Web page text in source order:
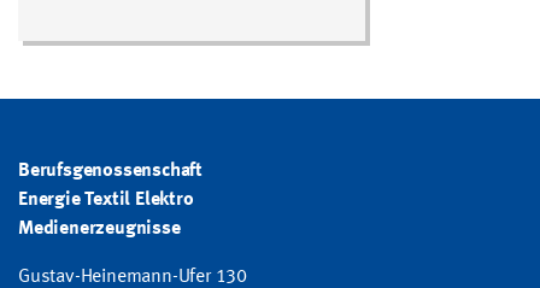
Berufsgenossenschaft
Energie Textil Elektro
Medienerzeugnisse
Gustav-Heinemann-Ufer 130